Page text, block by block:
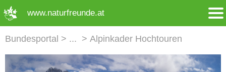
www.naturfreunde.at
Bundesportal Alpinkader Hochtouren